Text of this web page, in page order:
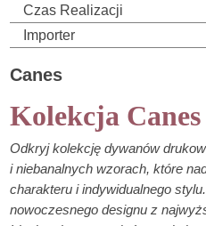
Czas Realizacji
Importer
Canes
Kolekcja Canes
Odkryj kolekcję dywanów
i niebanalnych wzorach, które
charakteru i indywidualnego
nowoczesnego designu z